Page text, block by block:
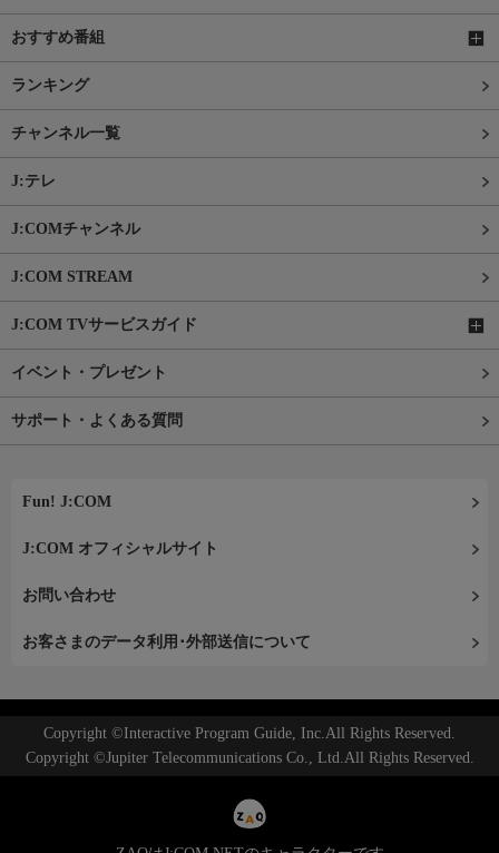
おすすめ番組
ランキング
チャンネル一覧
J:テレ
J:COMチャンネル
J:COM STREAM
J:COM TVサービスガイド
イベント・プレゼント
サポート・よくある質問
Fun! J:COM
J:COM オフィシャルサイト
お問い合わせ
お客さまのデータ利用･外部送信について
Copyright ©Interactive Program Guide, Inc.All Rights Reserved.
Copyright ©Jupiter Telecommunications Co., Ltd.All Rights Reserved.